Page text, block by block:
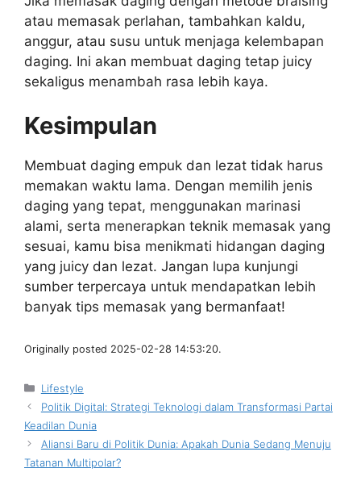
atau memasak perlahan, tambahkan kaldu,
anggur, atau susu untuk menjaga kelembapan
daging. Ini akan membuat daging tetap juicy
sekaligus menambah rasa lebih kaya.
Kesimpulan
Membuat daging empuk dan lezat tidak harus
memakan waktu lama. Dengan memilih jenis
daging yang tepat, menggunakan marinasi
alami, serta menerapkan teknik memasak yang
sesuai, kamu bisa menikmati hidangan daging
yang juicy dan lezat. Jangan lupa kunjungi
sumber terpercaya untuk mendapatkan lebih
banyak tips memasak yang bermanfaat!
Originally posted 2025-02-28 14:53:20.
Kategori
Lifestyle
Politik Digital: Strategi Teknologi dalam Transformasi Partai
Keadilan Dunia
Aliansi Baru di Politik Dunia: Apakah Dunia Sedang Menuju
Tatanan Multipolar?